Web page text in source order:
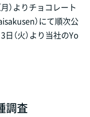
）よりチョコレート
）にて順次公
（火）より当社のYo
調査